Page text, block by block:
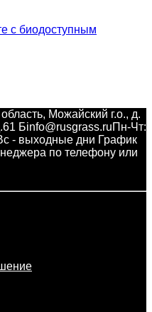
с биодоступным
Можайский г.о., д.
Бinfo@rusgrass.ruПн-Чт:
- выходные дни График
по телефону или